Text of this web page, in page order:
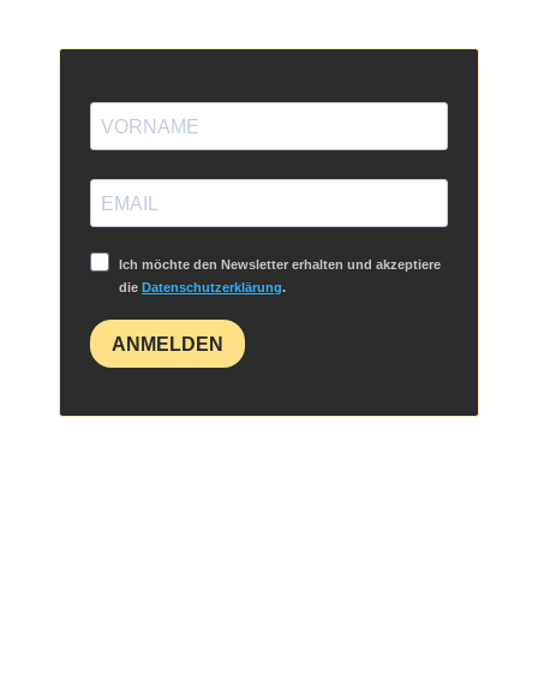
Ich möchte den Newsletter erhalten und akzeptiere
die Datenschutzerklärung.
ANMELDEN